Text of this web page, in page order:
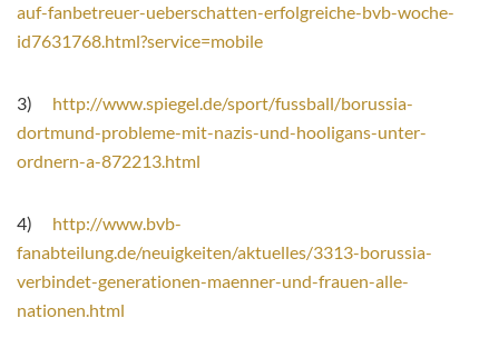
auf-fanbetreuer-ueberschatten-erfolgreiche-bvb-woche-
id7631768.html?service=mobile
3) http://www.spiegel.de/sport/fussball/borussia-
dortmund-probleme-mit-nazis-und-hooligans-unter-
ordnern-a-872213.html
4) http://www.bvb-
fanabteilung.de/neuigkeiten/aktuelles/3313-borussia-
verbindet-generationen-maenner-und-frauen-alle-
nationen.html